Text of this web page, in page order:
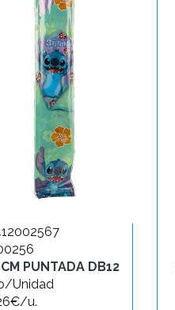
PUNTADA DB12
Unidad
u.